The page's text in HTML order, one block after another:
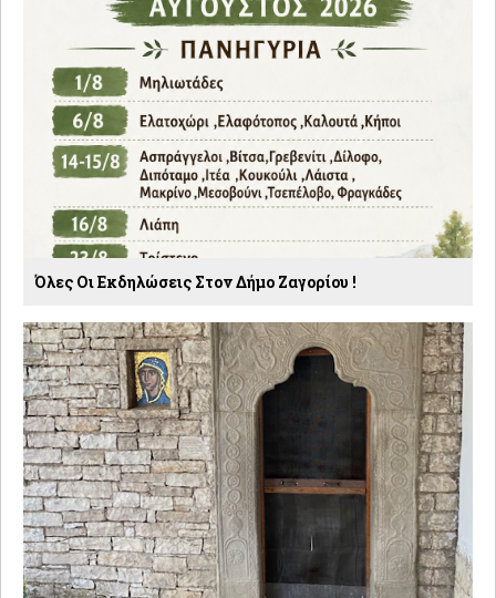
Όλες Οι Εκδηλώσεις Στον Δήμο Ζαγορίου !